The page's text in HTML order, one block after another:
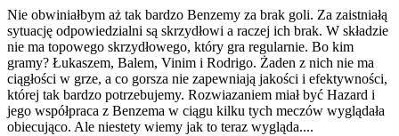
Nie obwiniałbym aż tak bardzo Benzemy za brak goli. Za zaistniałą
sytuację odpowiedzialni są skrzydłowi a raczej ich brak. W składzie
nie ma topowego skrzydłowego, który gra regularnie. Bo kim
gramy? Łukaszem, Balem, Vinim i Rodrigo. Żaden z nich nie ma
ciągłości w grze, a co gorsza nie zapewniają jakości i efektywności,
której tak bardzo potrzebujemy. Rozwiazaniem miał być Hazard i
jego współpraca z Benzema w ciągu kilku tych meczów wyglądała
obiecująco. Ale niestety wiemy jak to teraz wygląda....